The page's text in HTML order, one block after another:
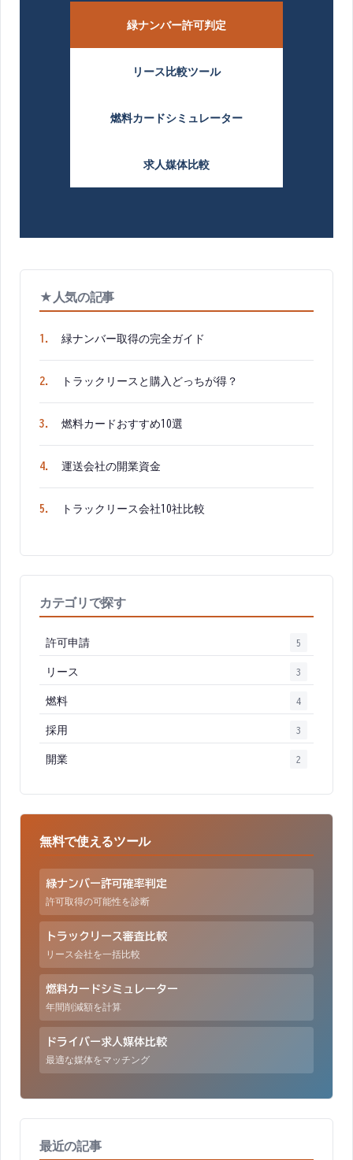
緑ナンバー許可判定
リース比較ツール
燃料カードシミュレーター
求人媒体比較
★人気の記事
1 . 緑ナンバー取得の完全ガイド
2. トラックリースと購入どっちが得？
3. 燃料カードおすすめ10選
4. 運送会社の開業資金
5. トラックリース会社10社比較
カテゴリで探す
許可申請 5
リース 3
燃料 4
採用 3
開業 2
無料で使えるツール
緑ナンバー許可確率判定
許可取得の可能性を診断
トラックリース審査比較
リース会社を一括比較
燃料カードシミュレーター
年間削減額を計算
ドライバー求人媒体比較
最適な媒体をマッチング
最近の記事